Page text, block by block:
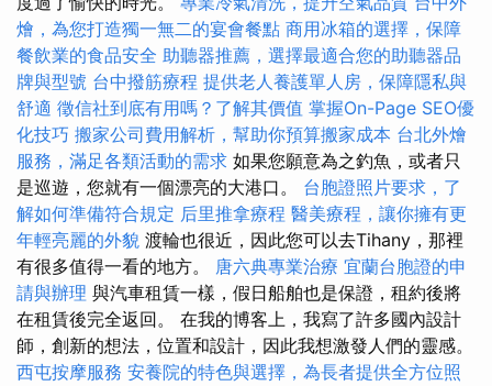
燴，為您打造獨一無二的宴會餐點 商用冰箱的選擇，保障
餐飲業的食品安全 助聽器推薦，選擇最適合您的助聽器品
牌與型號 台中撥筋療程 提供老人養護單人房，保障隱私與
舒適 徵信社到底有用嗎？了解其價值 掌握On-Page SEO優
化技巧 搬家公司費用解析，幫助你預算搬家成本 台北外燴
服務，滿足各類活動的需求 如果您願意為之釣魚，或者只
是巡遊，您就有一個漂亮的大港口。 台胞證照片要求，了
解如何準備符合規定 后里推拿療程 醫美療程，讓你擁有更
年輕亮麗的外貌 渡輪也很近，因此您可以去Tihany，那裡
有很多值得一看的地方。 唐六典專業治療 宜蘭台胞證的申
請與辦理 與汽車租賃一樣，假日船舶也是保證，租約後將
在租賃後完全返回。 在我的博客上，我寫了許多國內設計
師，創新的想法，位置和設計，因此我想激發人們的靈感。
西屯按摩服務 安養院的特色與選擇，為長者提供全方位照